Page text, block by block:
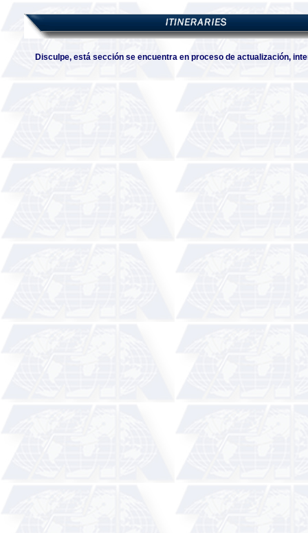
Disculpe, está sección se encuentra en proceso de actualización,